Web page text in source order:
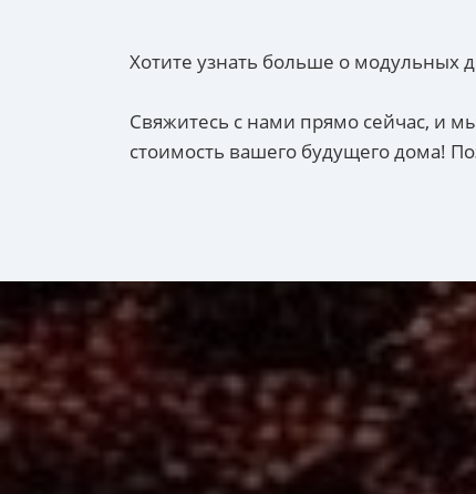
Хотите узнать больше о модульных
Свяжитесь с нами прямо сейчас, и
стоимость вашего будущего дома!